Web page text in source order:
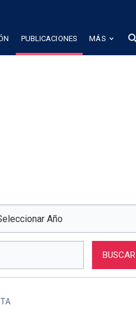
PUBLICACIONES MÁS
BUSCAR